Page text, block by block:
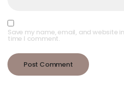
Save my name, email, and website
time I comment.